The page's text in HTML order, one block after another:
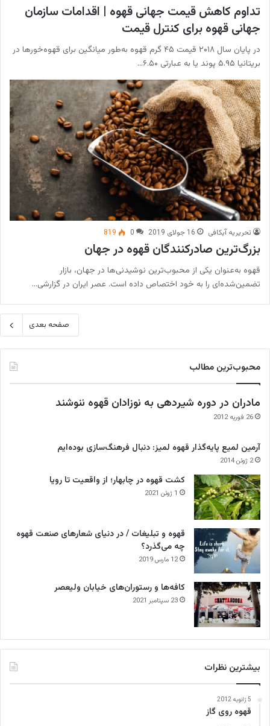
تداوم کاهش قیمت جهانی قهوه | اقدامات سازمان
جهانی قهوه برای کنترل قیمت
در پایان سال ۲۰۱۸ قیمت ۴۵ گرم قهوه به‌طور میانگین برای قهوه‌خورها در
بریتانیا ۵.۹۵ پوند یا به عبارتی ۶.۵۰…
تحریریه آیکافی 16 جولای 2019 0
819
بزرگ‌ترین صادرکنندگان قهوه در جهان
قهوه به‌عنوان یکی از محبوب‌ترین نوشیدنی‌ها در جهان، بازار
تضمین‌شده‌ای را به خود اختصاص داده است. عصر ایران در گزارشی…
صفحه بعدی
محبوب‌ترین مطالب
مادران در دوره شیردهی به نوزادان قهوه ننوشند
26 فوریه 2012
آرمین لمیع پایه‌گذار قهوه لمیز: دنبال فرهنگ‌سازی بوده‌ایم
2 ژوئن 2014
کشت قهوه در چابهار؛ از واقعیت تا رویا
1 ژوئن 2021
قهوه و تبلیغات / در دنیای شعارهای صنعت قهوه
چه می‌گذرد؟
12 مارس 2019
کافه‌ها و رستوران‌های خیابان ولیعصر
23 سپتامبر 2021
بیشترین نظرات
5 ژانویه 2012
قهوه روی گاز